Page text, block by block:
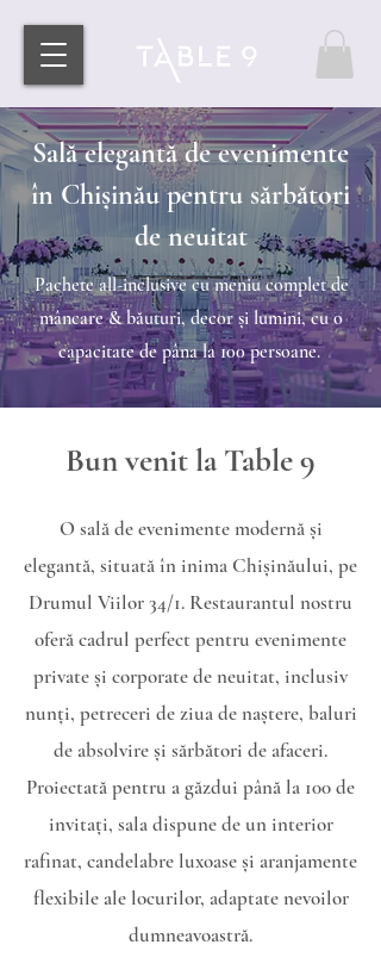
Sală elegantă de evenimente
în Chișinău pentru sărbători
de neuitat
Pachete all-inclusive cu meniu complet de
mâncare & băuturi, decor și lumini, cu o
capacitate de pâna la 100 persoane.
Bun venit la Table 9
O sală de evenimente modernă și
elegantă, situată în inima Chișinăului, pe
Drumul Viilor 34/1. Restaurantul nostru
oferă cadrul perfect pentru evenimente
private și corporate de neuitat, inclusiv
nunți, petreceri de ziua de naștere, baluri
de absolvire și sărbători de afaceri.
Proiectată pentru a găzdui până la 100 de
invitați, sala dispune de un interior
rafinat, candelabre luxoase și aranjamente
flexibile ale locurilor, adaptate nevoilor
dumneavoastră.